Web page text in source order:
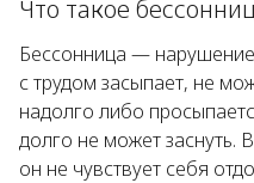
Что такое
Бессонница —
с трудом засыпает, не
надолго либо
долго не может заснуть.
он не чувствует себя